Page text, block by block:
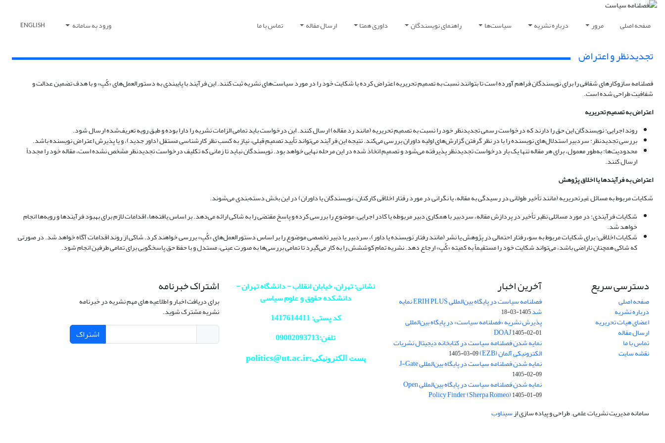
صفحه اصلی مرور درباره نشریه سیاست‌ها راهنمای نویسندگان داوری همتا ارسال مقاله تماس با ما ورود به سامانه ENGLISH
تجدیدنظر و اعتراض
فصلنامه سازوکارهای شفافی را برای نویسندگان فراهم آورده است تا بتوانند نسبت به تصمیم تحریریه اعتراض کرده یا شکایت خود را در مورد سیاست‌های نشریه ثبت کنند. این فرآیند با پایبندی به دستورالعمل‌های «کُپ» و با هدف تضمین عدالت و
شفافیت طراحی شده است.
اعتراض به تصمیم تحریریه
روند اجرایی: نویسندگان این حق را دارند که درخواست رسمی تجدیدنظر خود را نسبت به تصمیم تحریریه (مانند رد مقاله) ارسال کنند. این درخواست باید تمامی الزامات نشریه را دارا بوده و طبق رویه تعریف‌شده ارسال شود.
بررسی تجدیدنظر: سردبیر استدلال‌های نویسنده را با در نظر گرفتن گزارش‌های اولیه داوران بررسی می‌کند. نتیجه این فرآیند می‌تواند تأیید تصمیم قبلی، نیاز به کسب نظر کارشناسی مستقل (داور جدید)، و یا پذیرش اعتراض نویسنده باشد.
محدودیت‌ها: به‌طور معمول، برای هر مقاله تنها یک بار درخواست تجدیدنظر پذیرفته می‌شود و تصمیم اتخاذ شده در این مرحله نهایی خواهد بود. نویسندگان نباید تا زمانی که تکلیف درخواست تجدیدنظر مشخص نشده است، مقاله خود را مجدداً
ارسال کنند.
اعتراض به فرآیندها یا اخلاق پژوهش
شکایات مربوط به مسائل غیرتحریریه (مانند تأخیر طولانی در رسیدگی به مقاله، یا نگرانی در مورد رفتار اخلاقی کارکنان، نویسندگان یا داوران) در این بخش دسته‌بندی می‌شوند.
شکایات فرآیندی: در مورد مسائلی نظیر تأخیر در پردازش مقاله، سردبیر با همکاری دبیر مربوطه یا کادر اجرایی، موضوع را بررسی کرده و پاسخ مقتضی را به شاکی ارائه می‌دهد. بر اساس یافته‌ها، اقدامات لازم برای بهبود فرآیندها و رویه‌ها انجام
خواهد شد.
شکایات اخلاقی: برای شکایات مربوط به سوء‌رفتار احتمالی در پژوهش یا نشر (مانند رفتار نویسنده یا داور)، سردبیر یا دبیر تخصصی موضوع را بر اساس دستورالعمل‌های «کُپ» بررسی خواهند کرد. شاکی از روند اقدامات آگاه خواهد شد. در صورتی
که شاکی همچنان ناراضی باشد، می‌تواند شکایت خود را مستقیماً به کمیته «کُپ» ارجاع دهد. نشریه تمام کوششش را به کار می‌گیرد تا تمامی بررسی‌ها به صورت عینی، مستدل و با حفظ حق پاسخگویی برای تمامی طرفین انجام شود.
دسترسی سریع
صفحه اصلی
درباره نشریه
اعضای هیات تحریریه
ارسال مقاله
تماس با ما
نقشه سایت
آخرین اخبار
فصلنامه سیاست در پایگاه بین‌المللی ERIH PLUS نمایه
شد1405-03-18
پذیرش نشریه «فصلنامه سیاست» در پایگاه بین‌المللی
DOAJ1405-02-01
نمایه شدن فصلنامه سیاست در کتابخانه دیجیتال نشریات
الکترونیکی آلمان (EZB) 1405-03-09
نمایه شدن فصلنامه سیاست در پایگاه بین‌المللی J-Gate
1405-02-09
نمایه شدن فصلنامه سیاست در پایگاه بین‌المللی Open
Policy Finder (Sherpa Romeo)1405-01-09
نشانی: تهران، خیابان انقلاب - دانشگاه تهران -
دانشکده حقوق و علوم سیاسی
کد پستی: 1417614411
تلفن:09002093713
پست الکترونیکی:politics@ut.ac.ir
اشتراک خبرنامه
برای دریافت اخبار و اطلاعیه های مهم نشریه در خبرنامه
نشریه مشترک شوید.
اشتراک
سامانه مدیریت نشریات علمی.طراحی و پیاده سازی ازسیناوب